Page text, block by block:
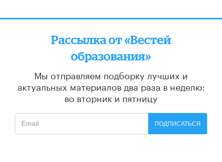
Рассылка от «Вестей
образования»
Мы отправляем подборку лучших и
актуальных материалов два раза в неделю:
во вторник и пятницу
ПОДПИСАТЬСЯ